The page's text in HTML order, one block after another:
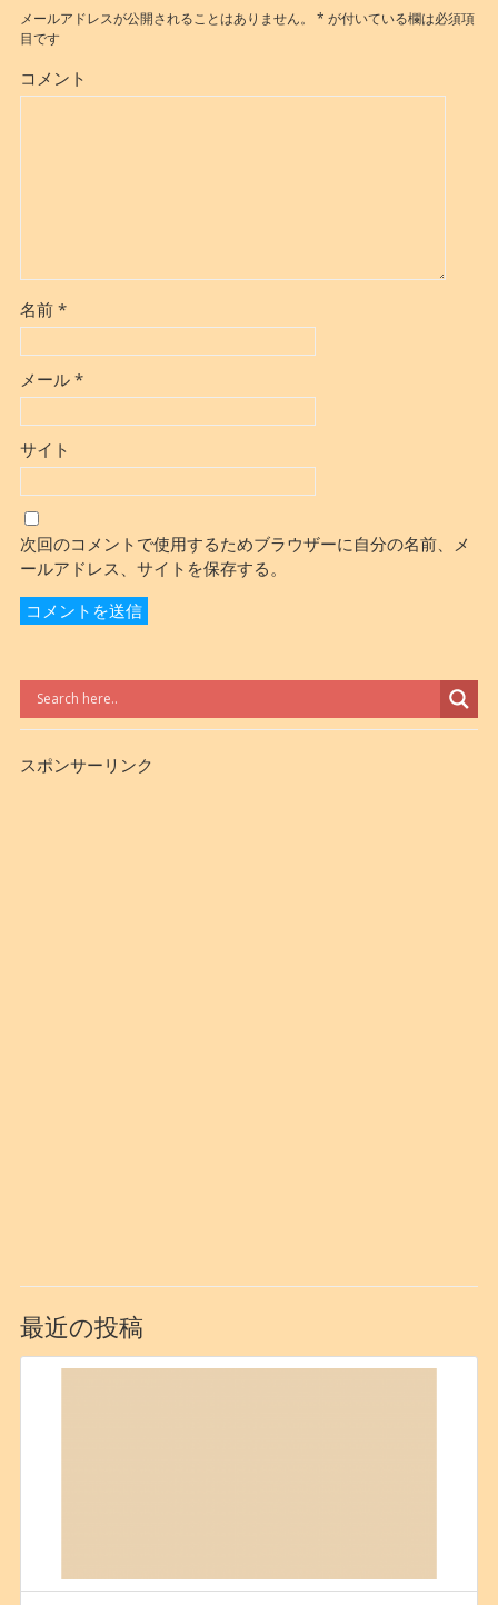
メールアドレスが公開されることはありません。 * が付いている欄は必須項
目です
コメント
名前 *
メール *
サイト
次回のコメントで使用するためブラウザーに自分の名前、メ
ールアドレス、サイトを保存する。
スポンサーリンク
最近の投稿